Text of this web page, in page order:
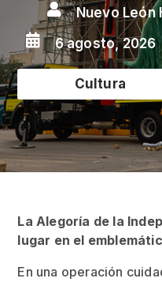
 Nuevo León
 6 agosto, 2026
Cultura
La Alegoría de la
lugar en el
En una operación